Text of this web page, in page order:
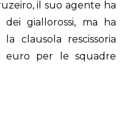
il suo agente ha
dei giallorossi, ma ha
clausola rescissoria
euro per le squadre